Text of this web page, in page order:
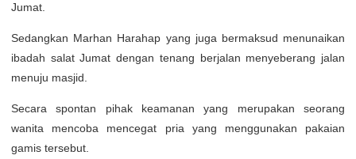
Jumat.
Sedangkan Marhan Harahap yang juga bermaksud menunaikan
ibadah salat Jumat dengan tenang berjalan menyeberang jalan
menuju masjid.
Secara spontan pihak keamanan yang merupakan seorang
wanita mencoba mencegat pria yang menggunakan pakaian
gamis tersebut.